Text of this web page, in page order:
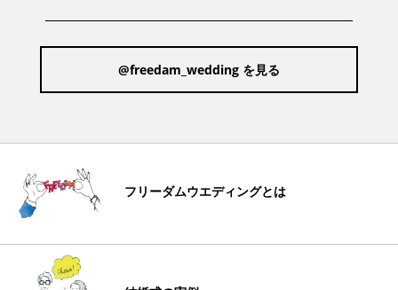
@freedam_wedding を見る
フリーダムウエディングとは